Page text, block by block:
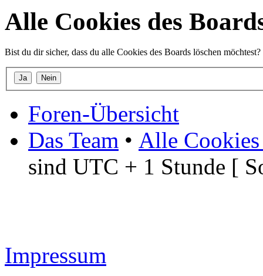
Alle Cookies des
Bist du dir sicher, dass du alle Cookies des Boards löschen möchtest?
Foren-Übersicht
Das Team • Alle Cookies
sind UTC + 1 Stunde [
Impressum